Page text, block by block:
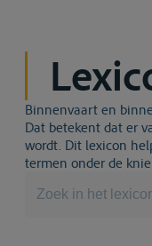
Binnenvaart en
Dat betekent dat er
wordt. Dit lexicon
termen onder de